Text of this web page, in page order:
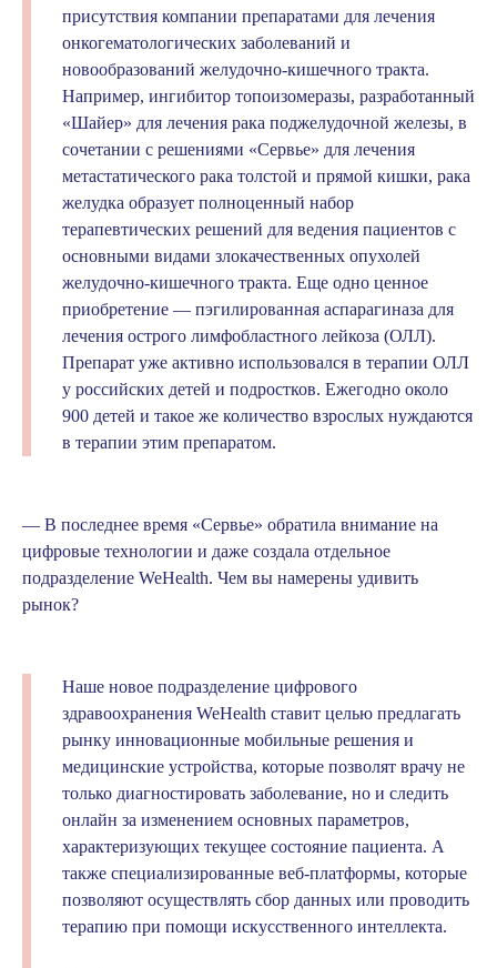
присутствия компании препаратами для лечения
онкогематологических заболеваний и
новообразований желудочно-кишечного тракта.
Например, ингибитор топоизомеразы, разработанный
«Шайер» для лечения рака поджелудочной железы, в
сочетании с решениями «Сервье» для лечения
метастатического рака толстой и прямой кишки, рака
желудка образует полноценный набор
терапевтических решений для ведения пациентов с
основными видами злокачественных опухолей
желудочно-кишечного тракта. Еще одно ценное
приобретение — пэгилированная аспарагиназа для
лечения острого лимфобластного лейкоза (ОЛЛ).
Препарат уже активно использовался в терапии ОЛЛ
у российских детей и подростков. Ежегодно около
900 детей и такое же количество взрослых нуждаются
в терапии этим препаратом.
— В последнее время «Сервье» обратила внимание на
цифровые технологии и даже создала отдельное
подразделение WeHealth. Чем вы намерены удивить
рынок?
Наше новое подразделение цифрового
здравоохранения WeHealth ставит целью предлагать
рынку инновационные мобильные решения и
медицинские устройства, которые позволят врачу не
только диагностировать заболевание, но и следить
онлайн за изменением основных параметров,
характеризующих текущее состояние пациента. А
также специализированные веб-платформы, которые
позволяют осуществлять сбор данных или проводить
терапию при помощи искусственного интеллекта.